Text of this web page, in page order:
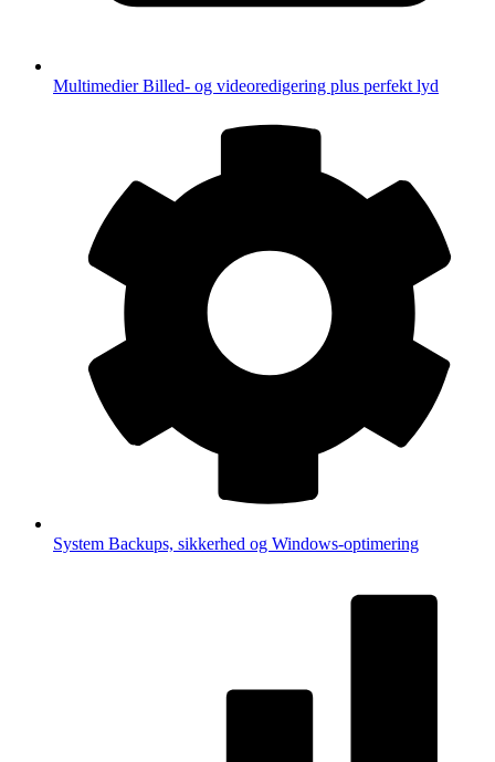
MultimedierBilled- og videoredigering plus perfekt lyd
System Backups, sikkerhed og Windows-optimering